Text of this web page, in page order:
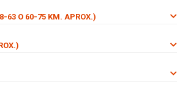
63 O 60-75 KM. APROX.)